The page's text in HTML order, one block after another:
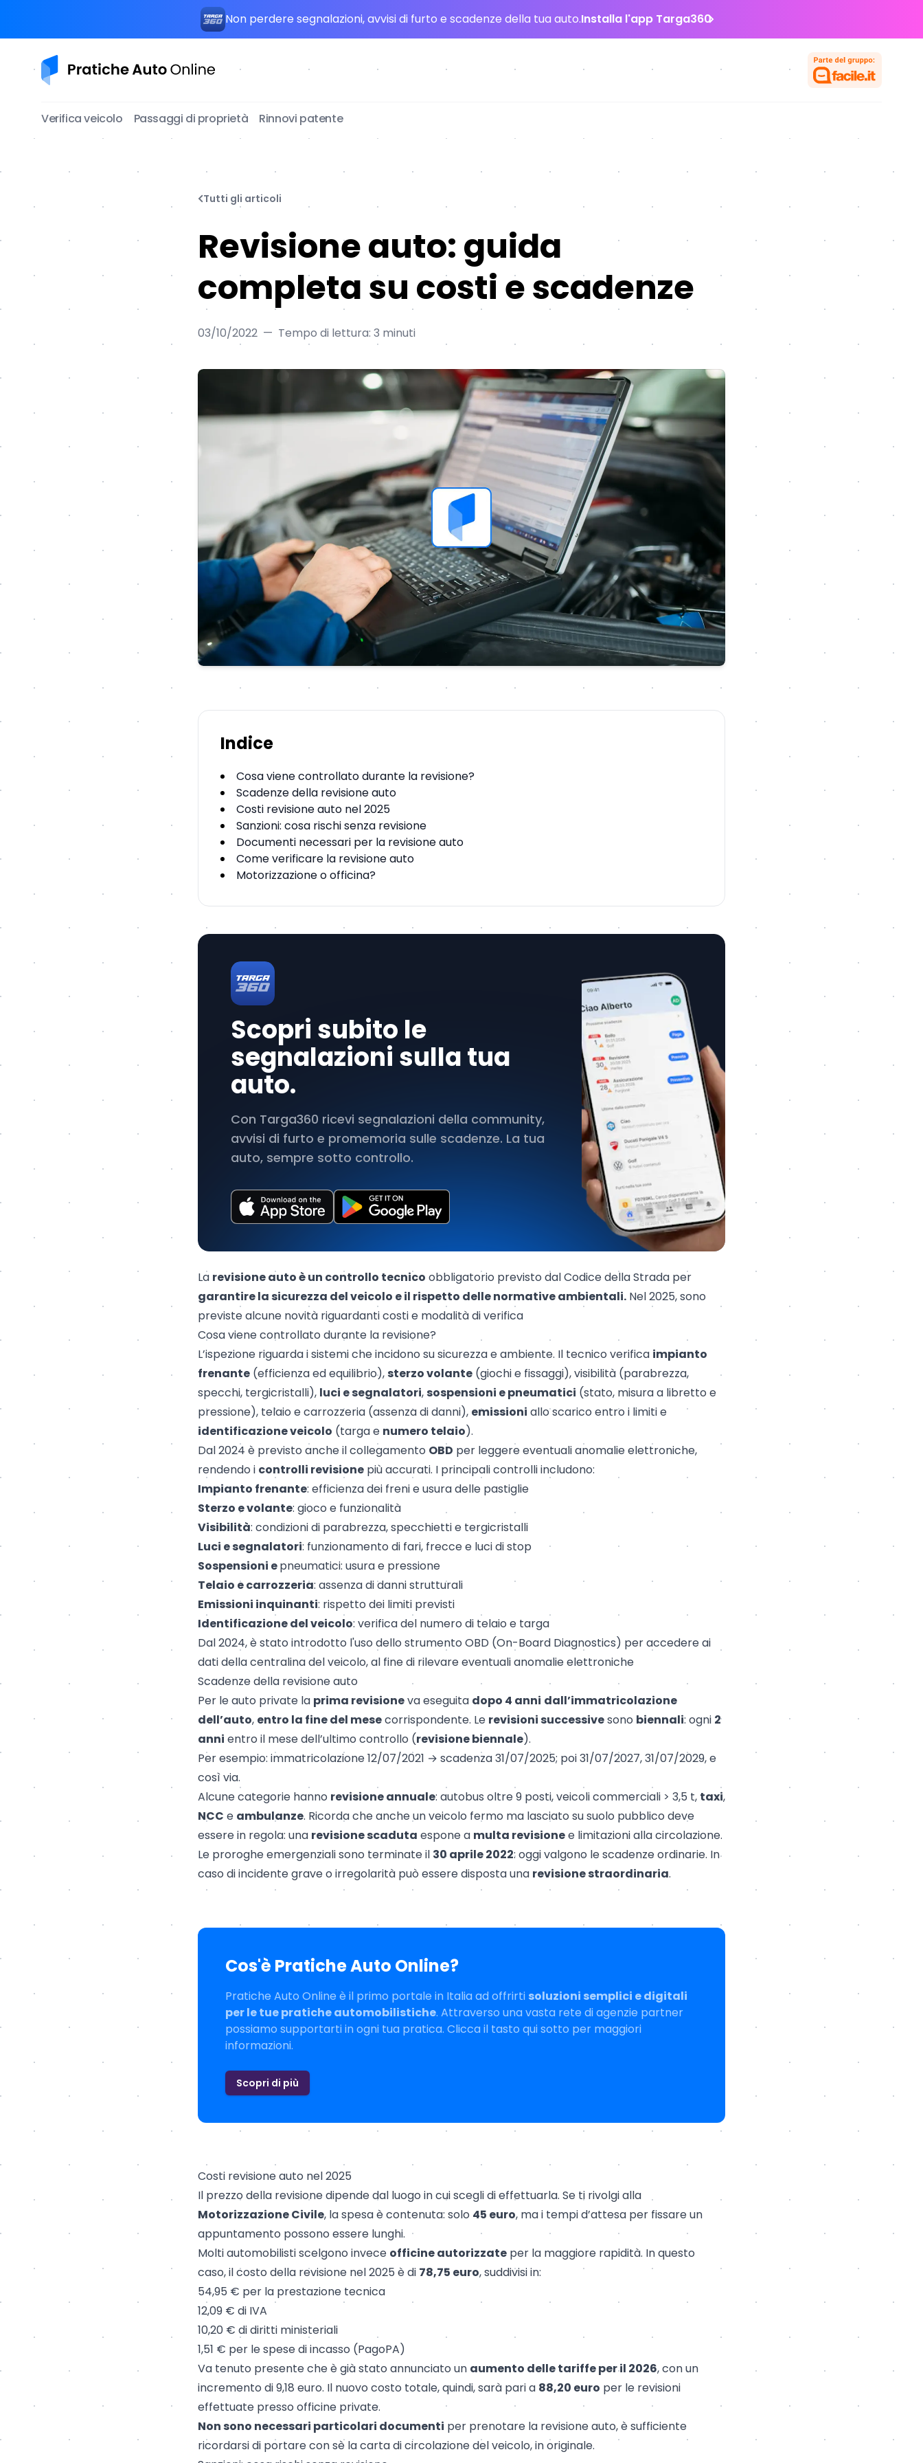
Non perdere segnalazioni, avvisi di furto e scadenze della tua auto.Installa l'app Targa360
Pratiche Auto Online
Verifica veicolo Passaggi di proprietà Rinnovi patente
Tutti gli articoli
Revisione auto: guida
completa su costi e scadenze
03/10/2022 — Tempo di lettura: 3 minuti
Indice
Cosa viene controllato durante la revisione?
Scadenze della revisione auto
Costi revisione auto nel 2025
Sanzioni: cosa rischi senza revisione
Documenti necessari per la revisione auto
Come verificare la revisione auto
Motorizzazione o officina?
Scopri subito le
segnalazioni sulla tua
auto.
Con Targa360 ricevi segnalazioni della community,
avvisi di furto e promemoria sulle scadenze. La tua
auto, sempre sotto controllo.
La revisione auto è un controllo tecnico obbligatorio previsto dal Codice della Strada per
garantire la sicurezza del veicolo e il rispetto delle normative ambientali. Nel 2025, sono
previste alcune novità riguardanti costi e modalità di verifica
Cosa viene controllato durante la revisione?
L’ispezione riguarda i sistemi che incidono su sicurezza e ambiente. Il tecnico verifica impianto
frenante (efficienza ed equilibrio), sterzo volante (giochi e fissaggi), visibilità (parabrezza,
specchi, tergicristalli), luci e segnalatori, sospensioni e pneumatici (stato, misura a libretto e
pressione), telaio e carrozzeria (assenza di danni), emissioni allo scarico entro i limiti e
identificazione veicolo (targa e numero telaio).
Dal 2024 è previsto anche il collegamento OBD per leggere eventuali anomalie elettroniche,
rendendo i controlli revisione più accurati. I principali controlli includono:
Impianto frenante: efficienza dei freni e usura delle pastiglie
Sterzo e volante: gioco e funzionalità
Visibilità: condizioni di parabrezza, specchietti e tergicristalli
Luci e segnalatori: funzionamento di fari, frecce e luci di stop
Sospensioni epneumatici: usura e pressione
Telaio e carrozzeria: assenza di danni strutturali
Emissioni inquinanti: rispetto dei limiti previsti
Identificazione del veicolo: verifica del numero di telaio e targa​
Dal 2024, è stato introdotto l'uso dello strumento OBD (On-Board Diagnostics) per accedere ai
dati della centralina del veicolo, al fine di rilevare eventuali anomalie elettroniche
Scadenze della revisione auto
Per le auto private la prima revisioneva eseguita dopo 4 anni dall’immatricolazione
dell’auto, entro la fine del mesecorrispondente. Le revisioni successivesono biennali: ogni 2
anni entro il mese dell’ultimo controllo (revisione biennale).
Per esempio: immatricolazione 12/07/2021 → scadenza 31/07/2025; poi 31/07/2027, 31/07/2029, e
così via.
Alcune categorie hanno revisione annuale: autobus oltre 9 posti, veicoli commerciali > 3,5 t, taxi,
NCC e ambulanze. Ricorda che anche un veicolo fermo ma lasciato su suolo pubblico deve
essere in regola: una revisione scaduta espone a multa revisionee limitazioni alla circolazione.
Le proroghe emergenziali sono terminate il 30 aprile 2022: oggi valgono le scadenze ordinarie. In
caso di incidente grave o irregolarità può essere disposta una revisione straordinaria.
Cos'è Pratiche Auto Online?
Pratiche Auto Online è il primo portale in Italia ad offrirti soluzioni semplici e digitali
per le tue pratiche automobilistiche. Attraverso una vasta rete di agenzie partner
possiamo supportarti in ogni tua pratica. Clicca il tasto qui sotto per maggiori
informazioni.
Scopri di più
Costi revisione auto nel 2025
Il prezzo della revisione dipende dal luogo in cui scegli di effettuarla. Se ti rivolgi alla
Motorizzazione Civile, la spesa è contenuta: solo 45 euro, ma i tempi d’attesa per fissare un
appuntamento possono essere lunghi.
Molti automobilisti scelgono invece officine autorizzate per la maggiore rapidità. In questo
caso, il costo della revisione nel 2025 è di 78,75 euro, suddivisi in:
54,95 € per la prestazione tecnica
12,09 € di IVA
10,20 € di diritti ministeriali
1,51 € per le spese di incasso (PagoPA)
Va tenuto presente che è già stato annunciato un aumento delle tariffe per il 2026, con un
incremento di 9,18 euro. Il nuovo costo totale, quindi, sarà pari a 88,20 euro per le revisioni
effettuate presso officine private.
Non sono necessari particolari documenti per prenotare la revisione auto, è sufficiente
ricordarsi di portare con sè lacarta di circolazionedel veicolo, in originale.